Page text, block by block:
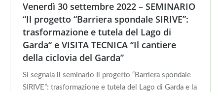
Venerdì 30 settembre 2022 – SEMINARIO
“Il progetto “Barriera spondale SIRIVE”:
trasformazione e tutela del Lago di
Garda“ e VISITA TECNICA “Il cantiere
della ciclovia del Garda”
Si segnala il seminario Il progetto “Barriera spondale
SIRIVE”: trasformazione e tutela del Lago di Garda e la